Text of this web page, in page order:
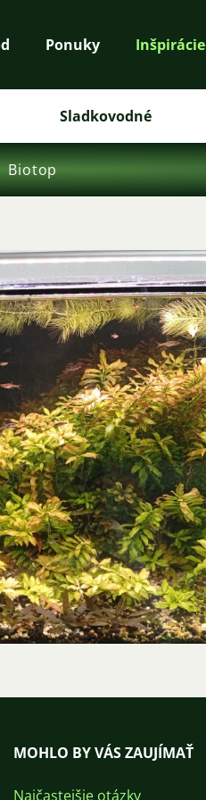
Ponuky Inšpirácie
Sladkovodné
Biotop
MOHLO BY VÁS ZAUJÍMAŤ
Najčastejšie otázky